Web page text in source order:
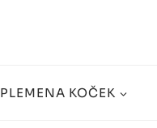
PLEMENA KOČEK